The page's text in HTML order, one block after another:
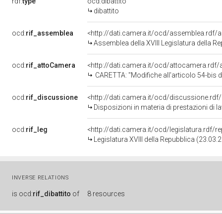
dibattito
ocd:rif_assemblea
<http://dati.camera.it/ocd/assemblea.rdf/
Assemblea della XVIII Legislatura della
ocd:rif_attoCamera
<http://dati.camera.it/ocd/attocamera.rdf/
CARETTA: "Modifiche all'articolo 54-bis del decreto-legge 24 aprile
ocd:rif_discussione
<http://dati.camera.it/ocd/discussione.rdf/
Disposizioni in materia di prestazioni di
ocd:rif_leg
<http://dati.camera.it/ocd/legislatura.rdf/
Legislatura XVIII della Repubblica
INVERSE RELATIONS
is ocd:rif_dibattito of 8 resources